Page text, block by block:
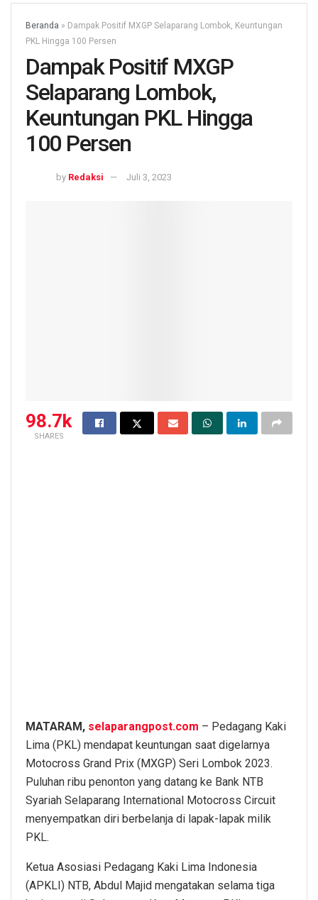
Beranda » Dampak Positif MXGP Selaparang Lombok, Keuntungan
PKL Hingga 100 Persen
Dampak Positif MXGP
Selaparang Lombok,
Keuntungan PKL Hingga
100 Persen
by Redaksi Juli 3, 2023
98.7k
SHARES
MATARAM, selaparangpost.com – Pedagang Kaki
Lima (PKL) mendapat keuntungan saat digelarnya
Motocross Grand Prix (MXGP) Seri Lombok 2023.
Puluhan ribu penonton yang datang ke Bank NTB
Syariah Selaparang International Motocross Circuit
menyempatkan diri berbelanja di lapak-lapak milik
PKL.
Ketua Asosiasi Pedagang Kaki Lima Indonesia
(APKLI) NTB, Abdul Majid mengatakan selama tiga